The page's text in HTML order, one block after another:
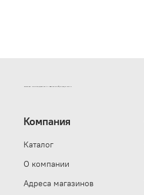
Компания
Каталог
О компании
Адреса магазинов